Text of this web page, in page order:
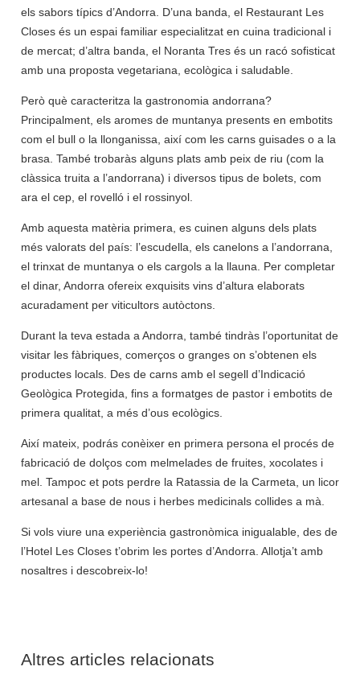
els sabors típics d’Andorra. D’una banda, el Restaurant Les
Closes és un espai familiar especialitzat en cuina tradicional i
de mercat; d’altra banda, el Noranta Tres és un racó sofisticat
amb una proposta vegetariana, ecològica i saludable.
Però què caracteritza la gastronomia andorrana?
Principalment, els aromes de muntanya presents en embotits
com el bull o la llonganissa, així com les carns guisades o a la
brasa. També trobaràs alguns plats amb peix de riu (com la
clàssica truita a l’andorrana) i diversos tipus de bolets, com
ara el cep, el rovelló i el rossinyol.
Amb aquesta matèria primera, es cuinen alguns dels plats
més valorats del país: l’escudella, els canelons a l’andorrana,
el trinxat de muntanya o els cargols a la llauna. Per completar
el dinar, Andorra ofereix exquisits vins d’altura elaborats
acuradament per viticultors autòctons.
Durant la teva estada a Andorra, també tindràs l’oportunitat de
visitar les fàbriques, comerços o granges on s’obtenen els
productes locals. Des de carns amb el segell d’Indicació
Geològica Protegida, fins a formatges de pastor i embotits de
primera qualitat, a més d’ous ecològics.
Així mateix, podrás conèixer en primera persona el procés de
fabricació de dolços com melmelades de fruites, xocolates i
mel. Tampoc et pots perdre la Ratassia de la Carmeta, un licor
artesanal a base de nous i herbes medicinals collides a mà.
Si vols viure una experiència gastronòmica inigualable, des de
l’Hotel Les Closes t’obrim les portes d’Andorra. Allotja’t amb
nosaltres i descobreix-lo!
Altres articles relacionats